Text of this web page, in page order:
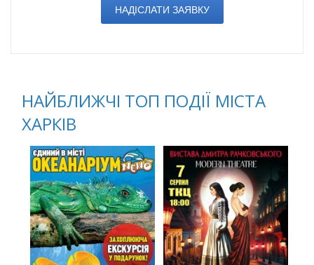
НАДІСЛАТИ ЗАЯВКУ
НАЙБЛИЖЧІ ТОП ПОДІЇ МІСТА
ХАРКІВ